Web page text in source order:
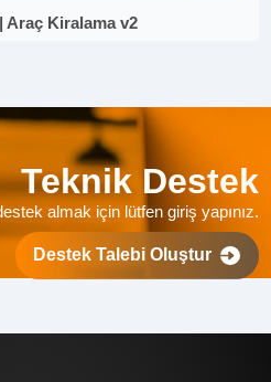
Araç Kiralama v2
Teknik Destek
almak için lütfen giriş yapınız.
Destek Talebi Oluştur